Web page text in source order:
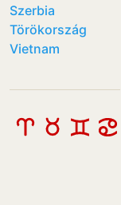
Szerbia
Törökország
Vietnam